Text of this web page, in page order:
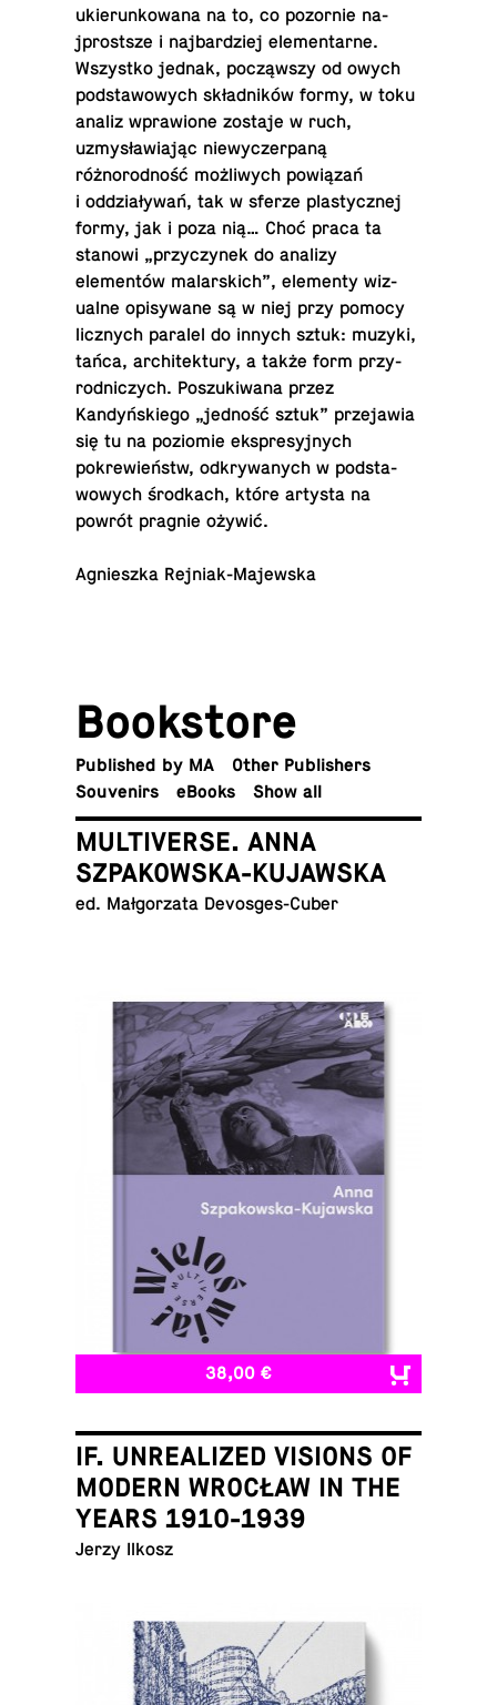
ukierunk­owana na to, co po­zornie na­
jprost­sze i na­jbardziej el­e­men­tarne.
Wszys­tko jednak, począwszy od owych
pod­sta­wowych składników formy, w toku
analiz wpraw­ione zostaje w ruch,
uzmysławiając niewycz­er­paną
różnorodność możliwych powiązań
i oddziaływań, tak w sferze plas­ty­cznej
formy, jak i poza nią… Choć praca ta
stanowi „przy­czynek do analizy
elementów malars­kich”, el­e­menty wiz­
ualne opisy­wane są w niej przy pomocy
licznych paralel do innych sztuk: muzyki,
tańca, ar­chitek­tury, a także form przy­
rod­niczych. Poszuki­wana przez
Kandyńskiego „jedność sztuk” prze­jawia
się tu na poziomie ek­spresyjnych
pokrewieństw, od­kry­wanych w pod­sta­
wowych środkach, które artysta na
powrót pragnie ożywić.
Ag­nieszka Rejniak-Majewska
Book­store
Pub­lished by MA
Other Publishers
Sou­venirs
eBooks Show all
MULTIVERSE. ANNA
SZPAKOWSKA-KUJAWSKA
ed. Małgorzata Devosges-Cuber
38,00 €
IF. UNREALIZED VISIONS OF
MODERN WROCŁAW IN THE
YEARS 1910-1939
Jerzy Ilkosz